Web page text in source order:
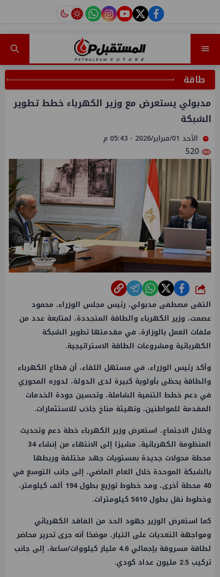
facebook
twitter
youtube
instagram
tiktok
طاقة
مدبولي يستعرض مع وزير الكهرباء خطط تطوير
الشبكة
الأحد 01/فبراير/2026 - 05:43 م
شارك
التقى مصطفى مدبولي، رئيس مجلس الوزراء، محمود
عصمت، وزير الكهرباء والطاقة المتجددة، لمتابعة عدد من
ملفات العمل بالوزارة، في مقدمتها تطوير الشبكة
الكهربائية ومشروعات الطاقة الاستراتيجية.
وأكد رئيس الوزراء، في مستهل اللقاء، أن قطاع الكهرباء
والطاقة يحظى بأولوية كبيرة لدى الدولة، لدوره المحوري
في دعم خطط التنمية الشاملة، وتحسين جودة الخدمات
المقدمة للمواطنين، وتهيئة مناخ جاذب للاستثمارات.
وخلال الاجتماع، استعرض وزير الكهرباء خطة دعم وتحديث
المنظومة الكهربائية، مشيرًا إلى الانتهاء من إنشاء 34
محطة محولات جديدة بمستويات جهد مختلفة وربطها
بالشبكة الموحدة خلال العام الماضي، إلى جانب التوسع في
40 محطة أخرى، ومد خطوط توزيع بطول 194 ألف كيلومتر،
وخطوط نقل بطول 5610 كيلومترات.
كما استعرض الوزير جهود الحد من الفاقد الكهربائي
ومواجهة التعديات على التيار، موضحًا أنه جرى تحرير محاضر
لطاقة مسروقة بإجمالي 4.6 مليار كيلووات/ساعة، إلى جانب
تركيب 2.5 مليون عداد كودي.